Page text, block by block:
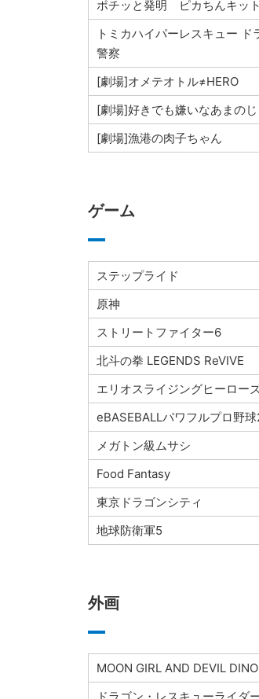
ポチッと発明 ピカちんキット
トミカハイパーレスキュー ド
警察
[劇場]オメテオトル≠HERO
[劇場]好きでも嫌いなあまのじ
[劇場]漁港の肉子ちゃん
ゲーム
ステップライド
原神
ストリートファイター6
北斗の拳 LEGENDS ReVIVE
エリオスライジングヒーロー
eBASEBALLパワフルプロ野
メガトン級ムサシ
Food Fantasy
東京ドラゴンシティ
地球防衛軍5
外画
MOON GIRL AND DEVIL
ドラゴン・レスキューライダ